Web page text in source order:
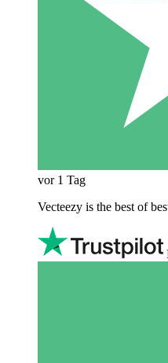
vor 1 Tag
Vecteezy is the best of